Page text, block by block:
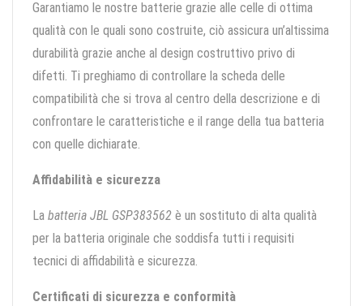
Garantiamo le nostre batterie grazie alle celle di ottima
qualità con le quali sono costruite, ciò assicura un’altissima
durabilità grazie anche al design costruttivo privo di
difetti. Ti preghiamo di controllare la scheda delle
compatibilità che si trova al centro della descrizione e di
confrontare le caratteristiche e il range della tua batteria
con quelle dichiarate.
Affidabilità e sicurezza
La batteria JBL GSP383562 è un sostituto di alta qualità
per la batteria originale che soddisfa tutti i requisiti
tecnici di affidabilità e sicurezza.
Certificati di sicurezza e conformità